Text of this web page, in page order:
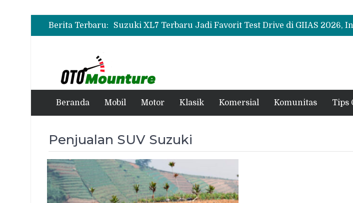
Berita Terbaru:
Beranda Mobil Motor Klasik Komersial Komunitas Tips
Penjualan SUV Suzuki